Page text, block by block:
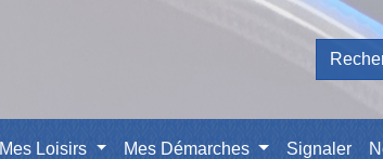
Mes Loisirs Mes Démarches Signaler